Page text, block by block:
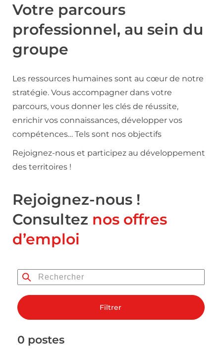
Votre parcours
professionnel, au sein du
groupe
Les ressources humaines sont au cœur de notre
stratégie. Vous accompagner dans votre
parcours, vous donner les clés de réussite,
enrichir vos connaissances, développer vos
compétences… Tels sont nos objectifs
Rejoignez-nous et participez au développement
des territoires !
Rejoignez-nous !
Consultez nos offres
d’emploi
Filtrer
0 postes